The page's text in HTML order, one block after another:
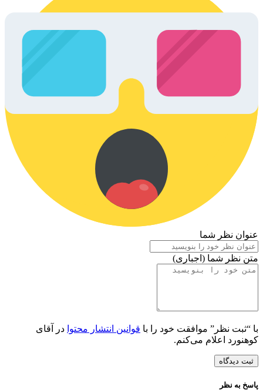
عنوان نظر شما
متن نظر شما (اجباری)
با “ثبت نظر” موافقت خود را با قوانین انتشار محتوا در آقای
کوهنورد اعلام می‌کنم.
ثبت دیدگاه
پاسخ به نظر